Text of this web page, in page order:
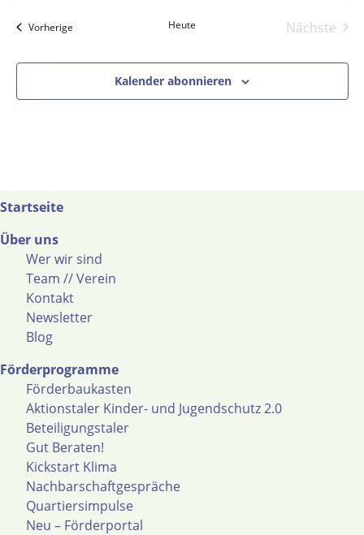
wählen.
VorherigeVeranstaltungen Heute
Nächste
Kalender abonnieren
Startseite
Über uns
Wer wir sind
Team // Verein
Kontakt
Newsletter
Blog
Förderprogramme
Förderbaukasten
Aktionstaler Kinder- und Jugendschutz 2.0
Beteiligungstaler
Gut Beraten!
Kickstart Klima
Nachbarschaftgespräche
Quartiersimpulse
Neu – Förderportal